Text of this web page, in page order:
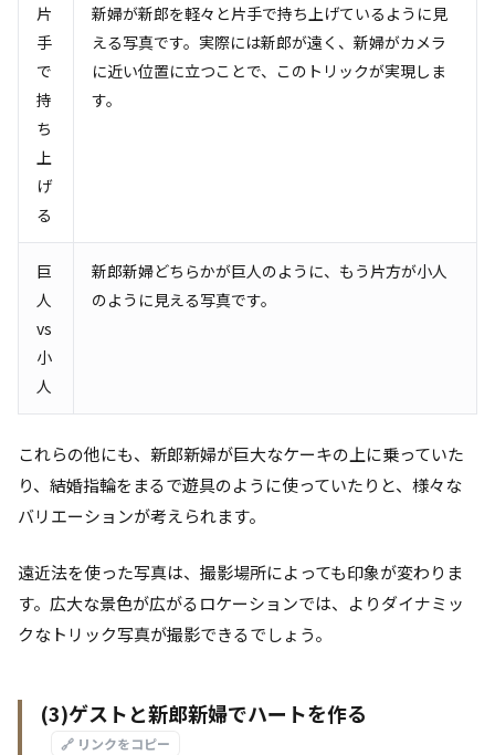
片
手
で
持
ち
上
げ
る
新婦が新郎を軽々と片手で持ち上げているように見
える写真です。実際には新郎が遠く、新婦がカメラ
に近い位置に立つことで、このトリックが実現しま
す。
巨
人
vs
小
人
新郎新婦どちらかが巨人のように、もう片方が小人
のように見える写真です。
これらの他にも、新郎新婦が巨大なケーキの上に乗っていた
り、結婚指輪をまるで遊具のように使っていたりと、様々な
バリエーションが考えられます。
遠近法を使った写真は、撮影場所によっても印象が変わりま
す。広大な景色が広がるロケーションでは、よりダイナミッ
クなトリック写真が撮影できるでしょう。
(3)ゲストと新郎新婦でハートを作る
🔗 リンクをコピー